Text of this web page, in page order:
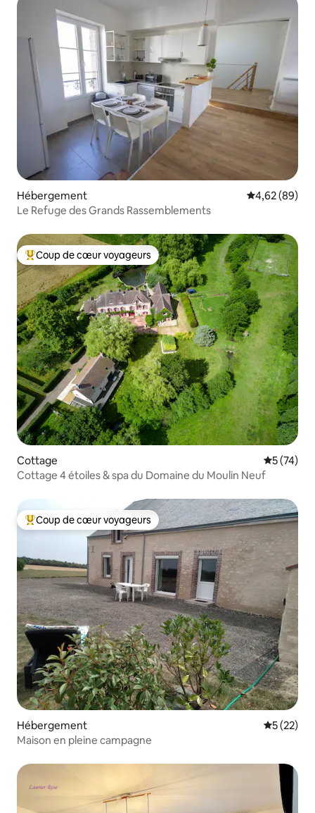
Hébergement Évaluation
4,62 (89)
Le Refuge des Grands Rassemblements
Coups de cœur voyageurs les plus appréciés
Coup de cœur voyageurs
Cottage
5 (74)
Cottage 4 étoiles & spa du Domaine du Moulin Neuf
Coups de cœur voyageurs les plus appréciés
Coup de cœur voyageurs
Hébergement
5 (22)
Maison en pleine campagne